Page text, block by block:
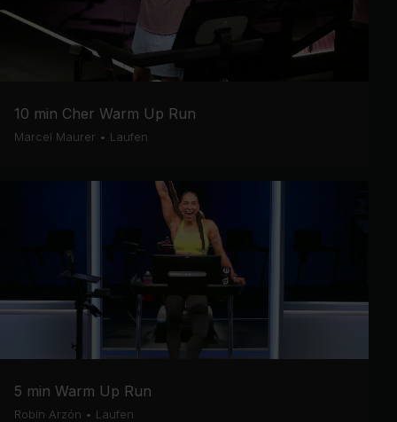
10 min Cher Warm Up Run
Marcel Maurer • Laufen
5 min Warm Up Run
Robin Arzón • Laufen